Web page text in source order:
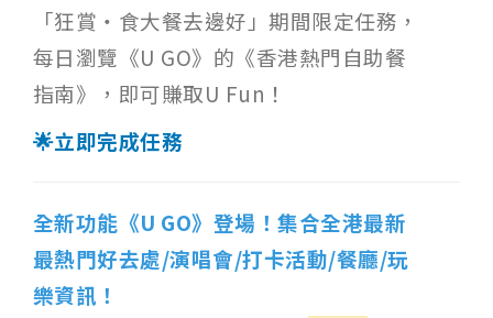
「狂賞‧食大餐去邊好」期間限定任務，
每日瀏覽《U GO》的《香港熱門自助餐
指南》，即可賺取U Fun！
🌟立即完成任務
全新功能《U GO》登場！集合全港最新
最熱門好去處/演唱會/打卡活動/餐廳/玩
樂資訊！